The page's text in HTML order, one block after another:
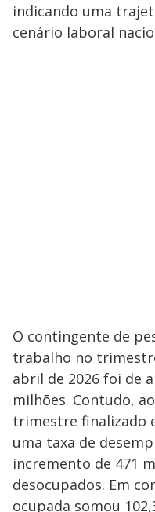
indicando uma
cenário laboral
O contingente de
trabalho no
abril de 2026 foi de
milhões. Contudo,
trimestre finalizado
uma taxa de
incremento de 471
desocupados. Em
ocupada somou